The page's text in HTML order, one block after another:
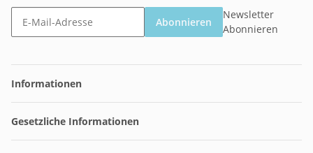
Abonnieren
Newsletter
Abonnieren
Informationen
Gesetzliche Informationen